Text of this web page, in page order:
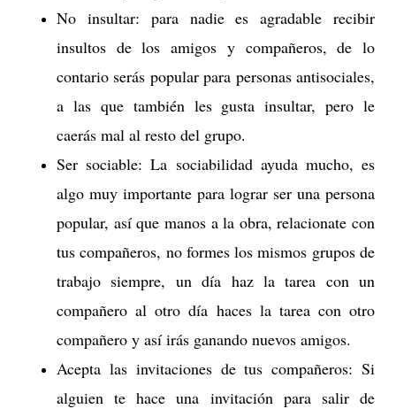
No insultar: para nadie es agradable recibir
insultos de los amigos y compañeros, de lo
contario serás popular para personas antisociales,
a las que también les gusta insultar, pero le
caerás mal al resto del grupo.
Ser sociable: La sociabilidad ayuda mucho, es
algo muy importante para lograr ser una persona
popular, así que manos a la obra, relacionate con
tus compañeros, no formes los mismos grupos de
trabajo siempre, un día haz la tarea con un
compañero al otro día haces la tarea con otro
compañero y así irás ganando nuevos amigos.
Acepta las invitaciones de tus compañeros: Si
alguien te hace una invitación para salir de